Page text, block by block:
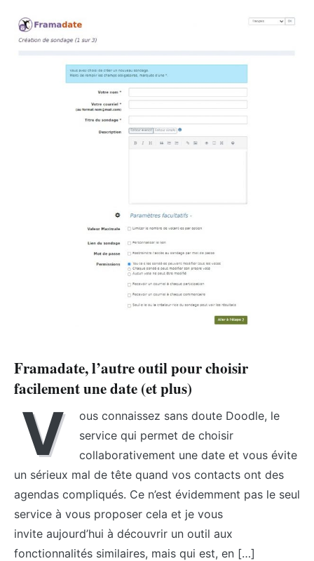
Framadate, l’autre outil pour choisir
facilement une date (et plus)
V
ous connaissez sans doute Doodle, le
service qui permet de choisir
collaborativement une date et vous évite
un sérieux mal de tête quand vos contacts ont des
agendas compliqués. Ce n’est évidemment pas le seul
service à vous proposer cela et je vous
invite aujourd’hui à découvrir un outil aux
fonctionnalités similaires, mais qui est, en […]